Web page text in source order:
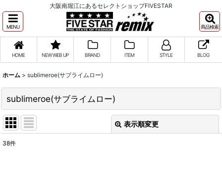
大阪南堀江にあるセレクトショップFIVESTAR
MENU 商品検索
HOME NEW WEB UP BRAND ITEM STYLE BLOG
ホーム > sublimeroe(サブライムロー)
sublimeroe(サブライムロー)
表示順変更
38件